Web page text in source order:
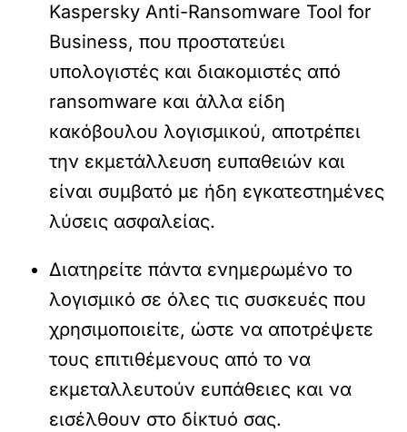
Kaspersky Anti-Ransomware Tool for
Business, που προστατεύει
υπολογιστές και διακομιστές από
ransomware και άλλα είδη
κακόβουλου λογισμικού, αποτρέπει
την εκμετάλλευση ευπαθειών και
είναι συμβατό με ήδη εγκατεστημένες
λύσεις ασφαλείας.
Διατηρείτε πάντα ενημερωμένο το
λογισμικό σε όλες τις συσκευές που
χρησιμοποιείτε, ώστε να αποτρέψετε
τους επιτιθέμενους από το να
εκμεταλλευτούν ευπάθειες και να
εισέλθουν στο δίκτυό σας.